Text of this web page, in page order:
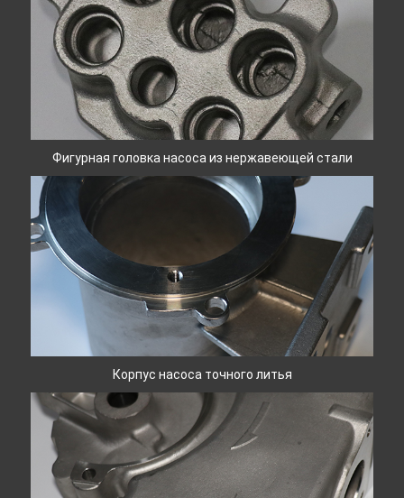
Фигурная головка насоса из нержавеющей стали
Корпус насоса точного литья